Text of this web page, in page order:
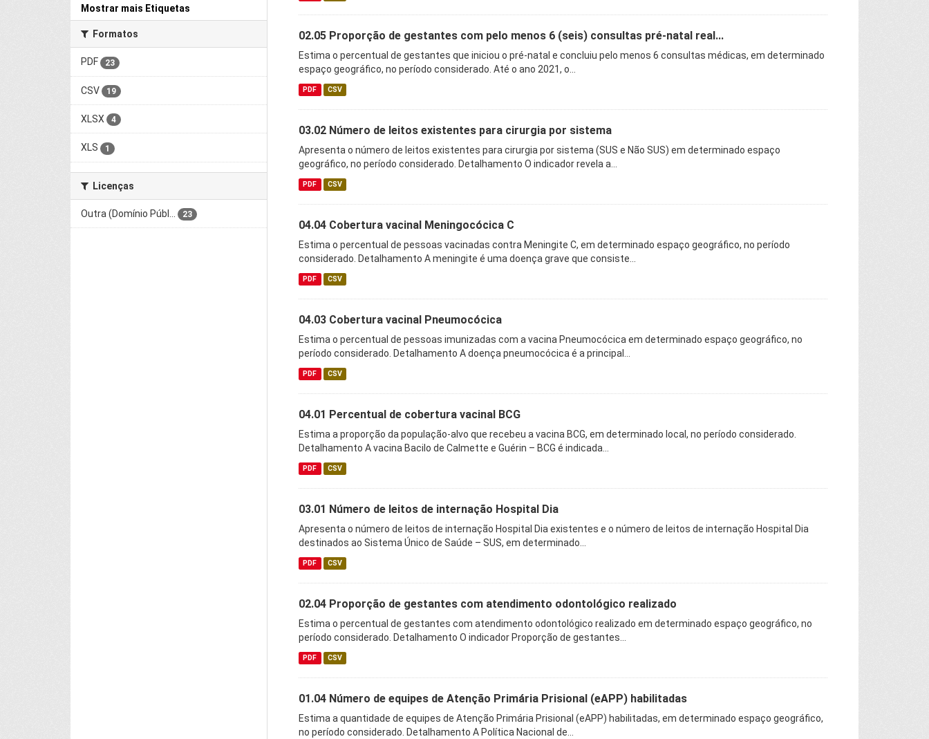
Mostrar mais Etiquetas
Formatos
PDF 23
CSV 19
XLSX 4
XLS 1
Licenças
Outra (Domínio Públ... 23
02.05 Proporção de gestantes com pelo menos 6 (seis) consultas pré-natal real...
Estima o percentual de gestantes que iniciou o pré-natal e concluiu pelo menos 6 consultas médicas, em determinado
espaço geográfico, no período considerado. Até o ano 2021, o...
PDF CSV
03.02 Número de leitos existentes para cirurgia por sistema
Apresenta o número de leitos existentes para cirurgia por sistema (SUS e Não SUS) em determinado espaço
geográfico, no período considerado. Detalhamento O indicador revela a...
PDF CSV
04.04 Cobertura vacinal Meningocócica C
Estima o percentual de pessoas vacinadas contra Meningite C, em determinado espaço geográfico, no período
considerado. Detalhamento A meningite é uma doença grave que consiste...
PDF CSV
04.03 Cobertura vacinal Pneumocócica
Estima o percentual de pessoas imunizadas com a vacina Pneumocócica em determinado espaço geográfico, no
período considerado. Detalhamento A doença pneumocócica é a principal...
PDF CSV
04.01 Percentual de cobertura vacinal BCG
Estima a proporção da população-alvo que recebeu a vacina BCG, em determinado local, no período considerado.
Detalhamento A vacina Bacilo de Calmette e Guérin – BCG é indicada...
PDF CSV
03.01 Número de leitos de internação Hospital Dia
Apresenta o número de leitos de internação Hospital Dia existentes e o número de leitos de internação Hospital Dia
destinados ao Sistema Único de Saúde – SUS, em determinado...
PDF CSV
02.04 Proporção de gestantes com atendimento odontológico realizado
Estima o percentual de gestantes com atendimento odontológico realizado em determinado espaço geográfico, no
período considerado. Detalhamento O indicador Proporção de gestantes...
PDF CSV
01.04 Número de equipes de Atenção Primária Prisional (eAPP) habilitadas
Estima a quantidade de equipes de Atenção Primária Prisional (eAPP) habilitadas, em determinado espaço geográfico,
no período considerado. Detalhamento A Política Nacional de...